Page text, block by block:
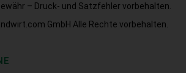
– Druck- und Satzfehler vorbehalten.
GmbH Alle Rechte vorbehalten.